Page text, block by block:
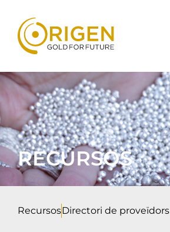
RECURSOS
RecursosDirectori de proveïdors